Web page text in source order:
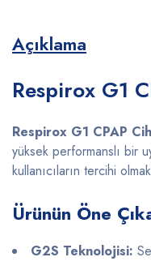
Açıklama
Respirox G1
Respirox G1 CPAP
yüksek performanslı bir
kullanıcıların tercihi
Ürünün Öne
G2S Teknolojisi: